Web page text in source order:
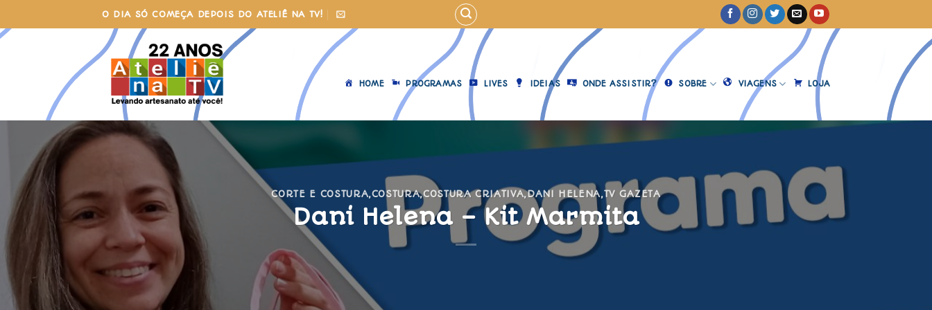
to
content
O DIA SÓ COMEÇA DEPOIS DO ATELIÊ NA TV!
HOME PROGRAMAS LIVES IDEIAS ONDE ASSISTIR? SOBRE VIAGENS LOJA
CORTE E COSTURA,COSTURA,COSTURA CRIATIVA,DANI HELENA,TV GAZETA
Dani Helena – Kit Marmita